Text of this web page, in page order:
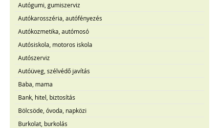
Autógumi, gumiszerviz
Autókarosszéria, autófényezés
Autókozmetika, autómosó
Autósiskola, motoros iskola
Autószerviz
Autóüveg, szélvédő javítás
Baba, mama
Bank, hitel, biztosítás
Bölcsöde, óvoda, napközi
Burkolat, burkolás